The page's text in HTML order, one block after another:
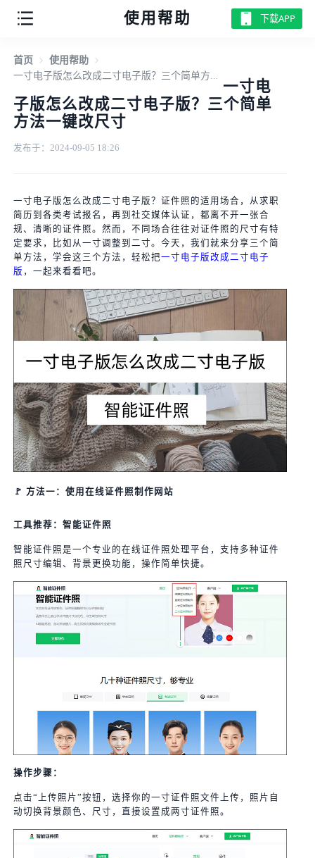
下载APP
使用帮助
首页 使用帮助
一寸电
子版怎么改成二寸电子版？三个简单
方法一键改尺寸
发布于：2024-09-05 18:26
一寸电子版怎么改成二寸电子版？证件照的适用场合，从求职
简历到各类考试报名，再到社交媒体认证，都离不开一张合
规、清晰的证件照。然而，不同场合往往对证件照的尺寸有特
定要求，比如从一寸调整到二寸。今天，我们就来分享三个简
单方法，学会这三个方法，轻松把一寸电子版改成二寸电子
版 ，一起来看看吧。
🚩 方法一：使用在线证件照制作网站
工具推荐：智能证件照
智能证件照是一个专业的在线证件照处理平台，支持多种证件
照尺寸编辑、背景更换功能，操作简单快捷。
操作步骤：
点击“上传照片”按钮，选择你的一寸证件照文件上传，照片自
动切换背景颜色、尺寸，直接设置成两寸证件照。